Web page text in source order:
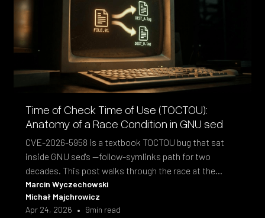
Time of Check Time of Use (TOCTOU):
Anatomy of a Race Condition in GNU sed
CVE-2026-5958 is a textbook TOCTOU bug that sat
inside GNU sed's --follow-symlinks path for two
decades. This post walks through the race at the
syscall level and the fix shipped in sed 4.10.
Marcin Wyczechowski
Michał Majchrowicz
Apr 24, 2026 • 9min read